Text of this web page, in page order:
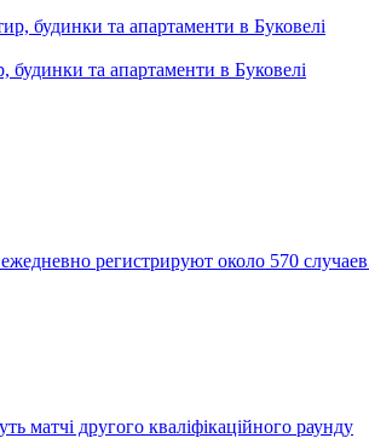
та апартаменти в Буковелі
регистрируют около 570
матчі другого кваліфікаційного раунду